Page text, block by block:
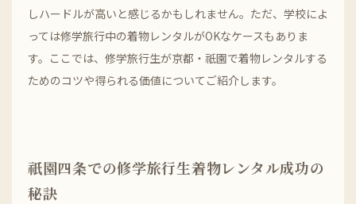
しハードルが高いと感じるかもしれません。ただ、学校によ
っては修学旅行中の着物レンタルがOKなケースもありま
す。ここでは、修学旅行生が京都・祇園で着物レンタルする
ためのコツや得られる価値についてご紹介します。
祇園四条での修学旅行生着物レンタル成功の
秘訣